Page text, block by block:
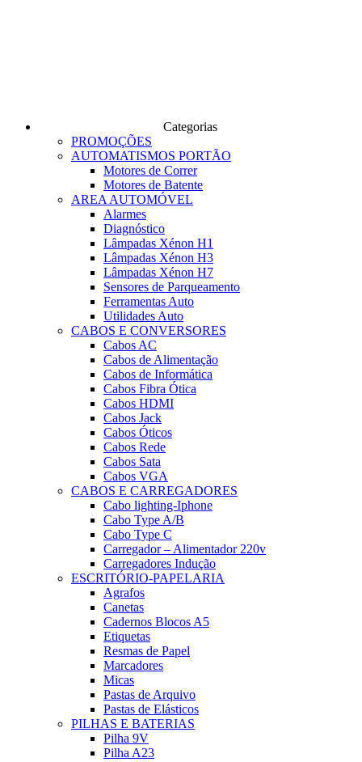
Categorias
PROMOÇÕES
AUTOMATISMOS PORTÃO
Motores de Correr
Motores de Batente
AREA AUTOMÓVEL
Alarmes
Diagnóstico
Lâmpadas Xénon H1
Lâmpadas Xénon H3
Lâmpadas Xénon H7
Sensores de Parqueamento
Ferramentas Auto
Utilidades Auto
CABOS E CONVERSORES
Cabos AC
Cabos de Alimentação
Cabos de Informática
Cabos Fibra Ótica
Cabos HDMI
Cabos Jack
Cabos Óticos
Cabos Rede
Cabos Sata
Cabos VGA
CABOS E CARREGADORES
Cabo lighting-Iphone
Cabo Type A/B
Cabo Type C
Carregador – Alimentador 220v
Carregadores Indução
ESCRITÓRIO-PAPELARIA
Agrafos
Canetas
Cadernos Blocos A5
Etiquetas
Resmas de Papel
Marcadores
Micas
Pastas de Arquivo
Pastas de Elásticos
PILHAS E BATERIAS
Pilha 9V
Pilha A23